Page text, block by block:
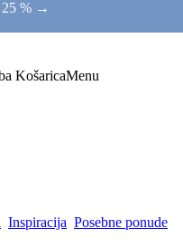
25 % →
KošaricaMenu
Inspiracija Posebne ponude